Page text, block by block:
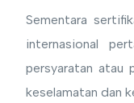
Sementara
internasional
persyaratan atau
keselamatan dan